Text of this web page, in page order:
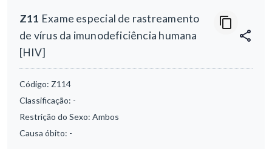
Z11 Exame especial de rastreamento
de vírus da imunodeficiência humana
[HIV]
Código: Z114
Classificação: -
Restrição do Sexo: Ambos
Causa óbito: -